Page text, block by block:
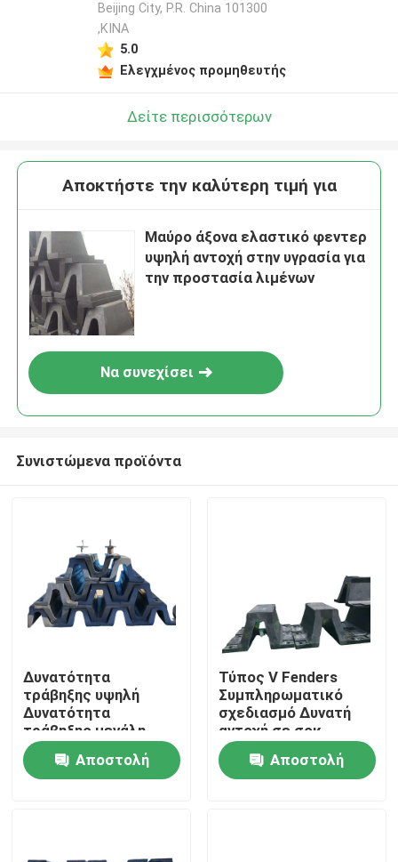
Σπίτι
Beijing City, P.R. China 101300
,ΚΙΝΑ
5.0
Ελεγχμένος προμηθευτής
Δείτε περισσότερων
Αποκτήστε την καλύτερη τιμή για
Μαύρο άξονα ελαστικό φεντερ
υψηλή αντοχή στην υγρασία για
την προστασία λιμένων
Να συνεχίσει
Συνιστώμενα προϊόντα
Δυνατότητα
τράβηξης υψηλή
Δυνατότητα
τράβηξης μεγάλη
διάρκεια ζωής
Αποστολή
Τύπος V Fenders
Συμπληρωματικό
σχεδιασμό Δυνατή
αντοχή σε σοκ
Αντίσταση σε
καιρικές συνθήκες
Απόδοση
Αποστολή